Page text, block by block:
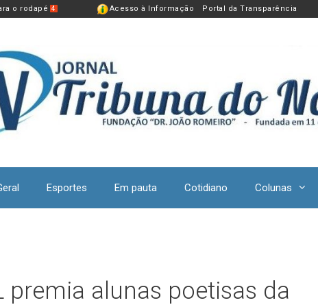
o rodapé 4 Acesso à Informação Portal da Transparência
Esportes Em pauta Cotidiano Colunas
premia alunas poetisas da